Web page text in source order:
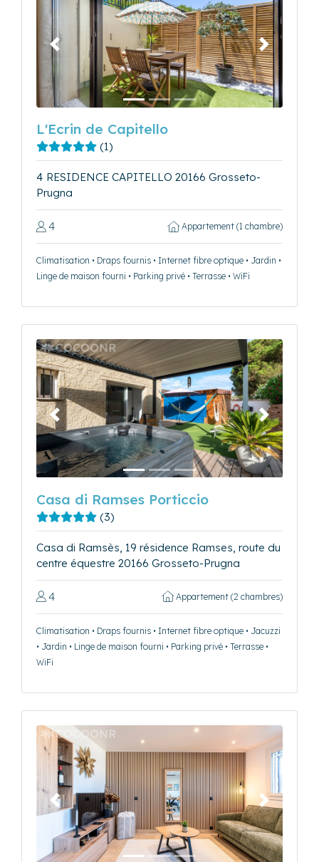
Précédent Suivant
L'Ecrin de Capitello
(1)
4 RESIDENCE CAPITELLO 20166 Grosseto-
Prugna
4 Appartement (1 chambre)
Climatisation • Draps fournis • Internet fibre optique • Jardin •
Linge de maison fourni • Parking privé • Terrasse • WiFi
Précédent Suivant
Casa di Ramses Porticcio
(3)
Casa di Ramsès, 19 résidence Ramses, route du
centre équestre 20166 Grosseto-Prugna
4 Appartement (2 chambres)
Climatisation • Draps fournis • Internet fibre optique • Jacuzzi
• Jardin • Linge de maison fourni • Parking privé • Terrasse •
WiFi
Précédent Suivant